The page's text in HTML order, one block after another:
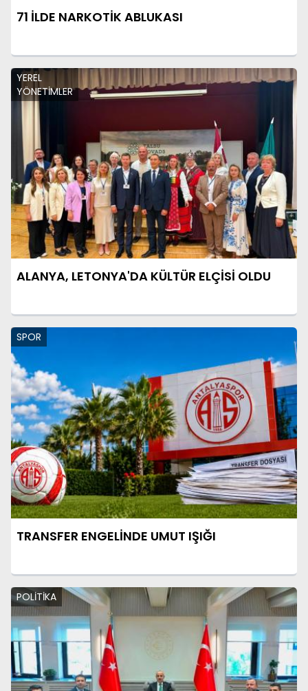
71 İLDE NARKOTİK ABLUKASI
YEREL
YÖNETİMLER
ALANYA, LETONYA'DA KÜLTÜR ELÇİSİ OLDU
SPOR
TRANSFER ENGELİNDE UMUT IŞIĞI
POLİTİKA